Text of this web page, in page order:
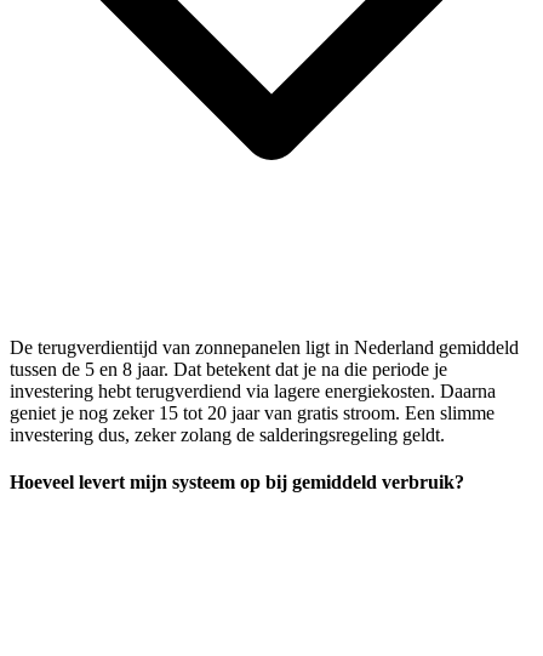
De terugverdientijd van zonnepanelen ligt in Nederland gemiddeld
tussen de 5 en 8 jaar. Dat betekent dat je na die periode je
investering hebt terugverdiend via lagere energiekosten. Daarna
geniet je nog zeker 15 tot 20 jaar van gratis stroom. Een slimme
investering dus, zeker zolang de salderingsregeling geldt.
Hoeveel levert mijn systeem op bij gemiddeld verbruik?